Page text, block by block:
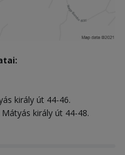
király út 44-46.
király út 44-48.